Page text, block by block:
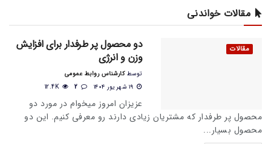
مقالات خواندنی
مقالات
دو محصول پر طرفدار برای افزایش
وزن و انرژی
توسط کارشناس روابط عمومی
12.4K
عزیزان امروز میخوام در مورد دو
محصول پر طرفدار که مشتریان زیادی دارند رو معرفی کنیم. این دو
محصول بسیار...